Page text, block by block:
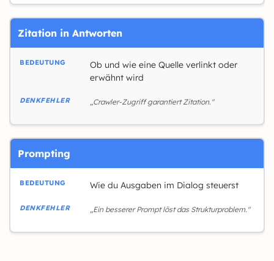
Zitation in Antworten
Ob und wie eine Quelle verlinkt oder
erwähnt wird
„Crawler-Zugriff garantiert Zitation."
Prompting
Wie du Ausgaben im Dialog steuerst
„Ein besserer Prompt löst das Strukturproblem."